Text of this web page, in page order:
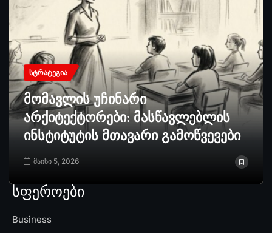
ᲡᲢᲠᲐᲢᲔᲒᲘᲐ
მომავლის უჩინარი
არქიტექტორები: მასწავლებლის
ინსტიტუტის მთავარი გამოწვევები
მაისი 5, 2026
სფეროები
Business